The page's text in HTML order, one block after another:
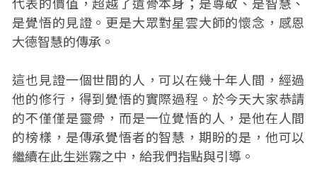
是覺悟的見證。更是大眾對星雲大師的懷念，感恩
大德智慧的傳承。
這也見證一個世間的人，可以在幾十年人間，經過
他的修行，得到覺悟的實際過程。於今天大家恭請
的不僅僅是靈骨，而是一位覺悟的人，是他在人間
的榜樣，是傳承覺悟者的智慧，期盼的是，他可以
繼續在此生迷霧之中，給我們指點與引導。